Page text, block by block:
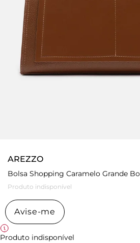
AREZZO
Bolsa Shopping Caramelo Grande
Produto indisponível
Avise-me
Produto indisponível